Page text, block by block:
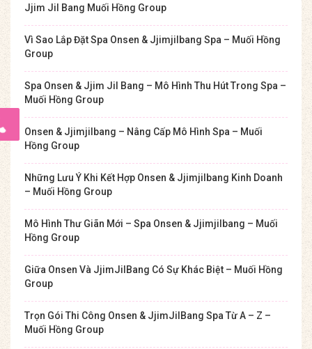
Jjim Jil Bang Muối Hồng Group
Vì Sao Lắp Đặt Spa Onsen & Jjimjilbang Spa – Muối Hồng
Group
Spa Onsen & Jjim Jil Bang – Mô Hình Thu Hút Trong Spa –
Muối Hồng Group
Onsen & Jjimjilbang – Nâng Cấp Mô Hình Spa – Muối
Hồng Group
Những Lưu Ý Khi Kết Hợp Onsen & Jjimjilbang Kinh Doanh
– Muối Hồng Group
Mô Hình Thư Giãn Mới – Spa Onsen & Jjimjilbang – Muối
Hồng Group
Giữa Onsen Và JjimJilBang Có Sự Khác Biệt – Muối Hồng
Group
Trọn Gói Thi Công Onsen & JjimJilBang Spa Từ A – Z –
Muối Hồng Group